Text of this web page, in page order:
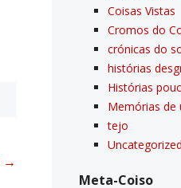
→
Coisas Vistas
Cromos do
crónicas do
histórias
Histórias
Memórias de
tejo
Uncategorized
Meta-Coiso